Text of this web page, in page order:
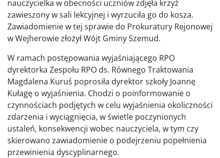
nauczycielka w obecności uczniów zdjęła krzyż
zawieszony w sali lekcyjnej i wyrzuciła go do kosza.
Zawiadomienie w tej sprawie do Prokuratury Rejonowej
w Wejherowie złożył Wójt Gminy Szemud.
W ramach postępowania wyjaśniającego RPO
dyrektorka Zespołu RPO ds. Równego Traktowania
Magdalena Kuruś poprosiła dyrektor szkoły Joannę
Kułagę o wyjaśnienia. Chodzi o poinformowanie o
czynnościach podjętych w celu wyjaśnienia okoliczności
zdarzenia i wyciągnięcia, w świetle poczynionych
ustaleń, konsekwencji wobec nauczyciela, w tym czy
skierowano zawiadomienie o podejrzeniu popełnienia
przewinienia dyscyplinarnego.